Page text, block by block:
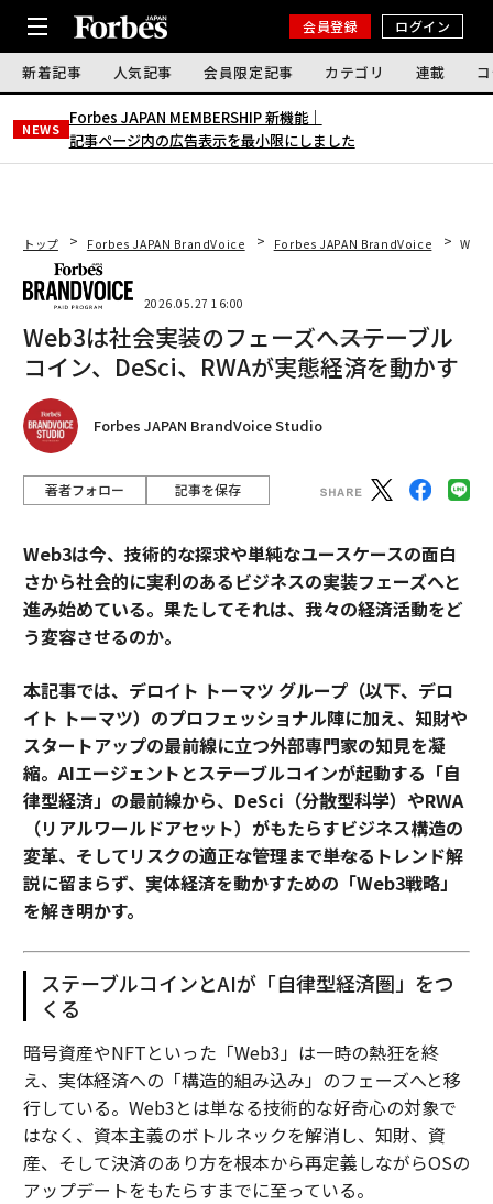
会員登録 ログイン
新着記事 人気記事 会員限定記事 カテゴリ 連載
NEWS
Forbes JAPAN MEMBERSHIP 新機能｜
記事ページ内の広告表示を最小限にしました
トップ Forbes JAPAN BrandVoice Forbes JAPAN BrandVoice
2026.05.27 16:00
Web3は社会実装のフェーズへ――ステーブル
コイン、DeSci、RWAが実態経済を動かす
Forbes JAPAN BrandVoice Studio
著者フォロー 記事を保存
Web3は今、技術的な探求や単純なユースケースの面白
さから社会的に実利のあるビジネスの実装フェーズへと
進み始めている。果たしてそれは、我々の経済活動をど
う変容させるのか。
本記事では、デロイト トーマツ グループ（以下、デロ
イト トーマツ）のプロフェッショナル陣に加え、知財や
スタートアップの最前線に立つ外部専門家の知見を凝
縮。AIエージェントとステーブルコインが起動する「自
律型経済」の最前線から、DeSci（分散型科学）やRWA
（リアルワールドアセット）がもたらすビジネス構造の
変革、そしてリスクの適正な管理まで――単なるトレンド解
説に留まらず、実体経済を動かすための「Web3戦略」
を解き明かす。
ステーブルコインとAIが「自律型経済圏」をつ
くる
暗号資産やNFTといった「Web3」は一時の熱狂を終
え、実体経済への「構造的組み込み」のフェーズへと移
行している。Web3とは単なる技術的な好奇心の対象で
はなく、資本主義のボトルネックを解消し、知財、資
産、そして決済のあり方を根本から再定義しながらOSの
アップデートをもたらすまでに至っている。